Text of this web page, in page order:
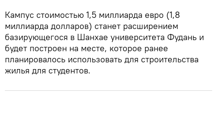
Кампус стоимостью 1,5 миллиарда евро (1,8
миллиарда долларов) станет расширением
базирующегося в Шанхае университета Фудань и
будет построен на месте, которое ранее
планировалось использовать для строительства
жилья для студентов.